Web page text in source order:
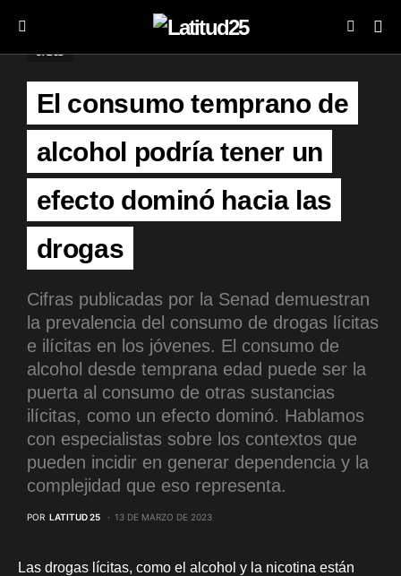
SALUD
El consumo temprano de
alcohol podría tener un
efecto dominó hacia las
drogas
Cifras publicadas por la Senad demuestran
la prevalencia del consumo de drogas lícitas
e ilícitas en los jóvenes. El consumo de
alcohol desde temprana edad puede ser la
puerta al consumo de otras sustancias
ilícitas, como un efecto dominó. Hablamos
con especialistas sobre los contextos que
pueden incidir en generar dependencia y la
complejidad que eso representa.
POR LATITUD 25 13 DE MARZO DE 2023
Las drogas lícitas, como el alcohol y la nicotina están